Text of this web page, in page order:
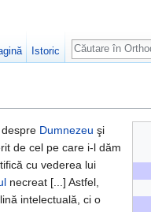
Dumnezeu şi
de cel pe care i-l dăm
cu vederea lui
necreat [...] Astfel,
intelectuală, ci o
Istoric
Căutare